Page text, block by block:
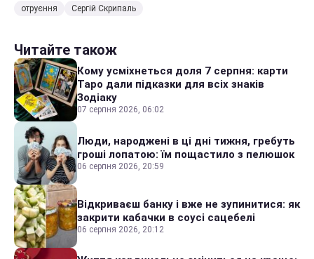
отруєння Сергій Скрипаль
Читайте також
Кому усміхнеться доля 7 серпня: карти
Таро дали підказки для всіх знаків
Зодіаку
07 серпня 2026, 06:02
Люди, народжені в ці дні тижня, гребуть
гроші лопатою: їм пощастило з пелюшок
06 серпня 2026, 20:59
Відкриваєш банку і вже не зупинитися: як
закрити кабачки в соусі сацебелі
06 серпня 2026, 20:12